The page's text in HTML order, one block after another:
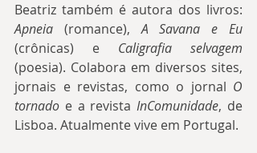
Apneia (romance), A Savana e Eu
(crônicas) e Caligrafia selvagem
(poesia). Colabora em diversos sites,
jornais e revistas, como o jornal O
tornado e a revista InComunidade, de
Lisboa. Atualmente vive em Portugal.